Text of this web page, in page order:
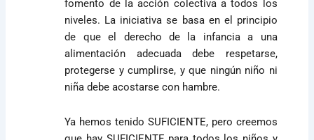
fomento de la acción colectiva a todos los
niveles. La iniciativa se basa en el principio
de que el derecho de la infancia a una
alimentación adecuada debe respetarse,
protegerse y cumplirse, y que ningún niño ni
niña debe acostarse con hambre.
Ya hemos tenido SUFICIENTE, pero creemos